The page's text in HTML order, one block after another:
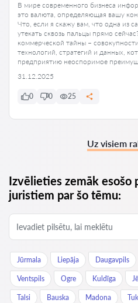
В мире современного бизнеса
это валюта, определяющая вашу
Что, если я скажу вам, что одна из
утекать сквозь пальцы прямо
коммерческой тайны –
технологий, стратегий и данных,
предприятию неоспоримое
31.12.2025
0 0 25
Uz visiem
Izvēlieties zemāk esošo
juristiem par šo tēmu:
Jūrmala Liepāja Daugavpils
Ventspils Ogre Kuldīga
Talsi Bauska Madona